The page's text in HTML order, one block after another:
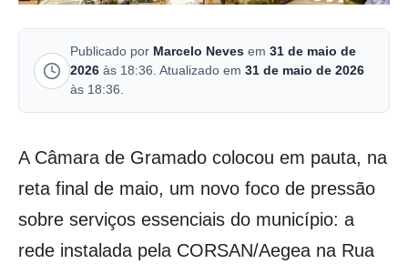
Publicado por Marcelo Neves em 31 de maio de
2026 às 18:36. Atualizado em 31 de maio de 2026
às 18:36.
A Câmara de Gramado colocou em pauta, na
reta final de maio, um novo foco de pressão
sobre serviços essenciais do município: a
rede instalada pela CORSAN/Aegea na Rua